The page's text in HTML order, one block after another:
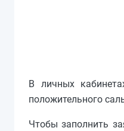
В личных
положительного
Чтобы заполнить